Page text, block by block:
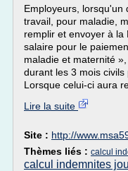
Employeurs, lorsqu'un
travail, pour maladie,
remplir et envoyer à la
salaire pour le
maladie et maternité
durant les 3 mois
Lorsque celui-ci aura
Lire la suite
Site : http://
Thèmes liés : calcul
calcul indemnites